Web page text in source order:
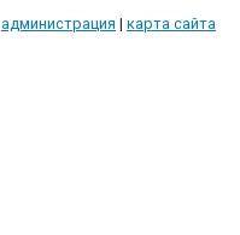
администрация | карта сайта